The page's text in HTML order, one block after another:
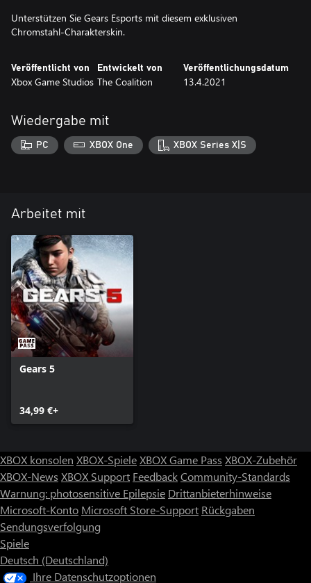
Unterstützen Sie Gears Esports mit diesem exklusiven
Chromstahl-Charakterskin.
Veröffentlicht von
Xbox Game Studios
Entwickelt von
The Coalition
Veröffentlichungsdatum
13.4.2021
Wiedergabe mit
PC XBOX One XBOX Series X|S
Arbeitet mit
Gears 5
34,99 €+
XBOX konsolen XBOX-SpieleXBOX Game Pass XBOX-Zubehör
XBOX-News XBOX Support FeedbackCommunity-Standards
Warnung: photosensitive Epilepsie Drittanbieterhinweise
Microsoft-Konto Microsoft Store-Support Rückgaben
Sendungsverfolgung
Spiele
Deutsch (Deutschland)
Ihre Datenschutzoptionen